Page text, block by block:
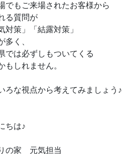
でもご来場されたお客様から
る質問が
対策」「結露対策」
が多く、
では必ずしもついてくる
もしれません。
ろな視点から考えてみましょう♪
ちは♪
の家 元気担当